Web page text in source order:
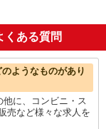
くある質問
ようなものがあり
に、コンビニ・ス
売など様々な求人を